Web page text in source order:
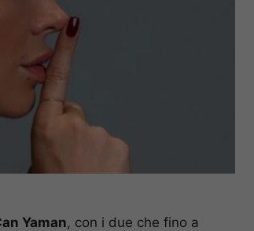
Yaman, con i due che fino a